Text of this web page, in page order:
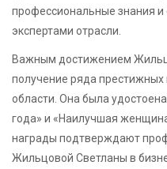
профессиональные знания и
экспертами отрасли.
Важным достижением
получение ряда престижных
области. Она была
года» и «Наилучшая
награды подтверждают
Жильцовой Светланы в